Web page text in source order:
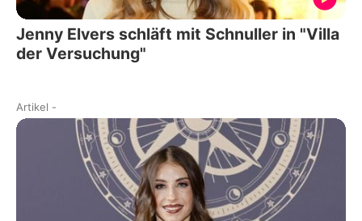
Jenny Elvers schläft mit Schnuller in "Villa
der Versuchung"
Artikel -